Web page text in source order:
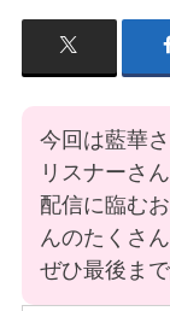
今回は藍華
リスナーさ
配信に臨む
んのたくさ
ぜひ最後ま